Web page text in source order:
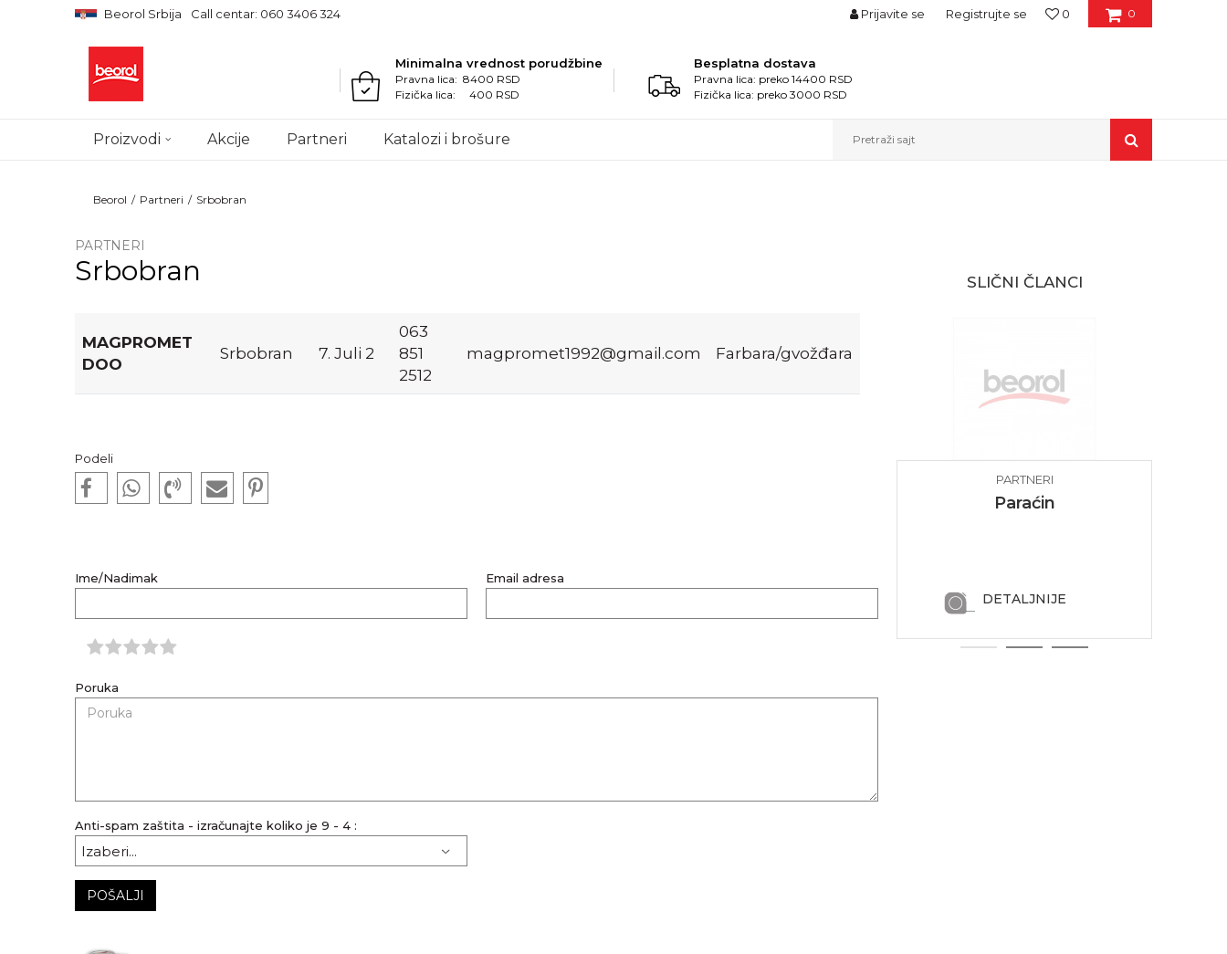
Beorol Srbija Call centar: 060 3406 324 0
0
Prijavite se Registrujte se
Minimalna vrednost porudžbine
Pravna lica: 8400 RSD
Fizička lica: 400 RSD
Besplatna dostava
Pravna lica: preko 14400 RSD
Fizička lica: preko 3000 RSD
Proizvodi Akcije Partneri Katalozi i brošure Pretraži sajt
Beorol Partneri Srbobran
PARTNERI
Srbobran
MAGPROMET
DOO
Srbobran 7. Juli 2
063
851
2512
magpromet1992@gmail.com Farbara/gvožđara
Podeli
Ime/Nadimak Email adresa
Poruka
Anti-spam zaštita - izračunajte koliko je 9 - 4 :
POŠALJI
SLIČNI ČLANCI
PARTNERI
Paraćin
DETALJNIJE
1 2 3